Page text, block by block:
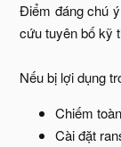
Điểm đáng chú
cứu tuyên bố kỹ
Nếu bị lợi dụng
Chiếm
Cài đặt